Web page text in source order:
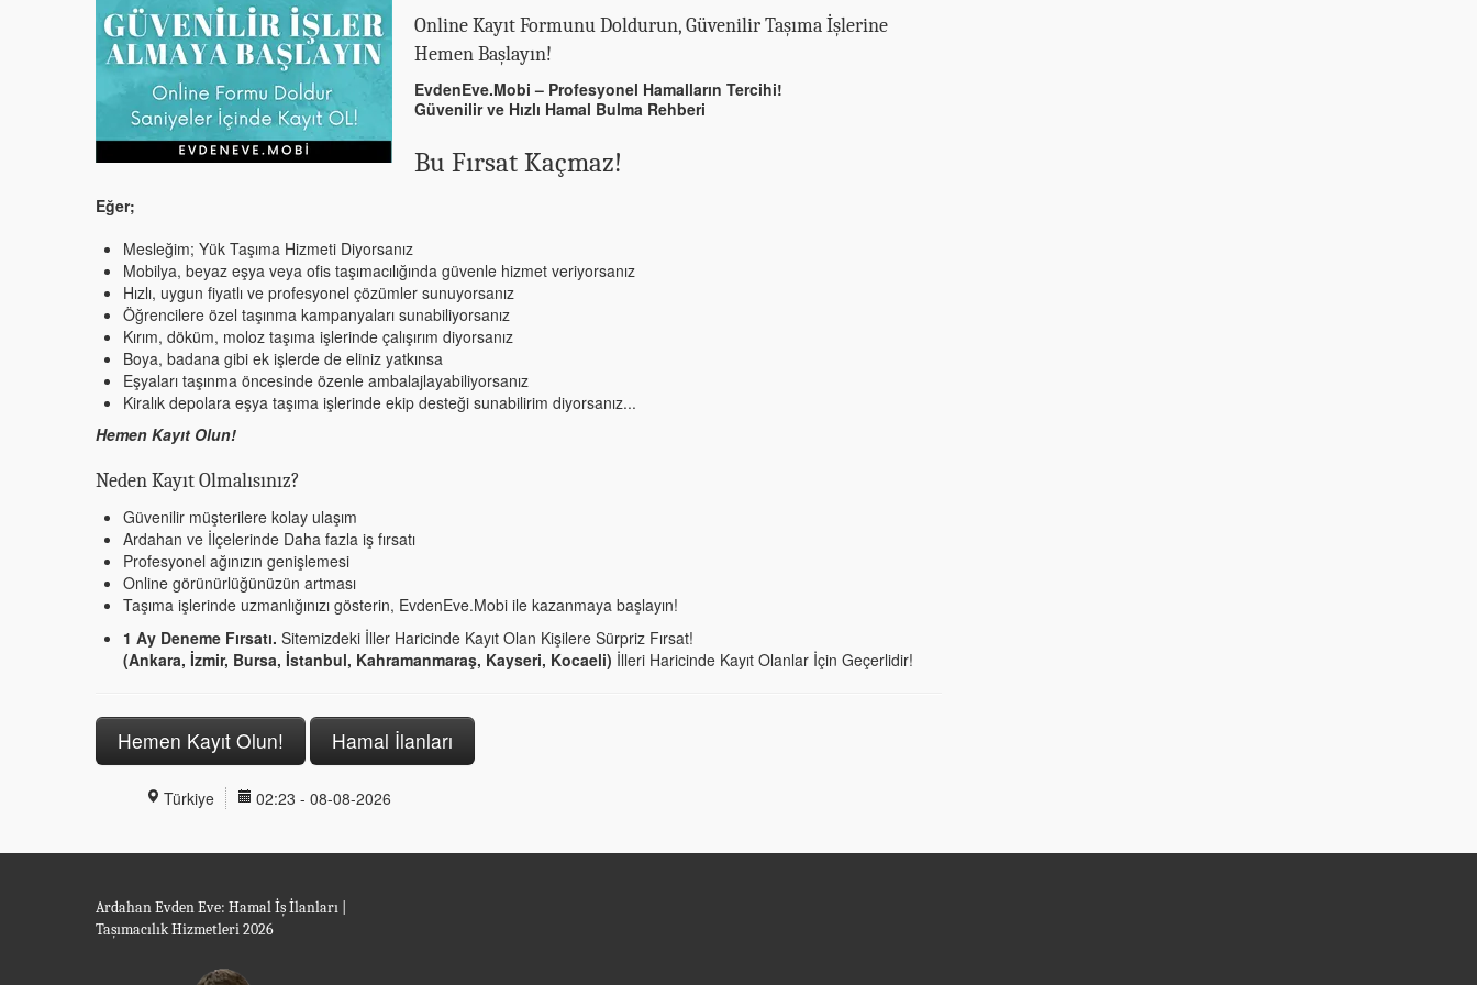
Online Kayıt Formunu Doldurun, Güvenilir Taşıma İşlerine
Hemen Başlayın!
EvdenEve.Mobi – Profesyonel Hamalların Tercihi!
Güvenilir ve Hızlı Hamal Bulma Rehberi
Bu Fırsat Kaçmaz!
Eğer;
Mesleğim; Yük Taşıma Hizmeti Diyorsanız
Mobilya, beyaz eşya veya ofis taşımacılığında güvenle hizmet veriyorsanız
Hızlı, uygun fiyatlı ve profesyonel çözümler sunuyorsanız
Öğrencilere özel taşınma kampanyaları sunabiliyorsanız
Kırım, döküm, moloz taşıma işlerinde çalışırım diyorsanız
Boya, badana gibi ek işlerde de eliniz yatkınsa
Eşyaları taşınma öncesinde özenle ambalajlayabiliyorsanız
Kiralık depolara eşya taşıma işlerinde ekip desteği sunabilirim diyorsanız...
Hemen Kayıt Olun!
Neden Kayıt Olmalısınız?
Güvenilir müşterilere kolay ulaşım
Ardahan ve İlçelerinde Daha fazla iş fırsatı
Profesyonel ağınızın genişlemesi
Online görünürlüğünüzün artması
Taşıma işlerinde uzmanlığınızı gösterin, EvdenEve.Mobi ile kazanmaya başlayın!
1 Ay Deneme Fırsatı. Sitemizdeki İller Haricinde Kayıt Olan Kişilere Sürpriz Fırsat!
(Ankara, İzmir, Bursa, İstanbul, Kahramanmaraş, Kayseri, Kocaeli) İlleri Haricinde Kayıt Olanlar İçin Geçerlidir!
Hemen Kayıt Olun! Hamal İlanları
Türkiye 02:23 - 08-08-2026
Ardahan Evden Eve: Hamal İş İlanları |
Taşımacılık Hizmetleri 2026